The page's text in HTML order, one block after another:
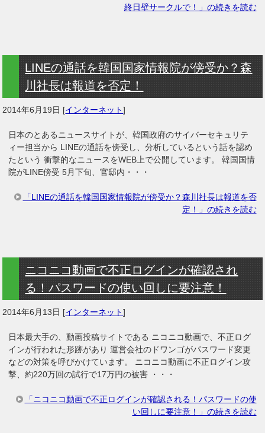
終日壁サークルで！」の続きを読む
LINEの通話を韓国国家情報院が傍受か？森
川社長は報道を否定！
2014年6月19日 [インターネット]
日本のとあるニュースサイトが、韓国政府のサイバーセキュリテ
ィー担当から LINEの通話を傍受し、分析しているという話を認め
たという 衝撃的なニュースをWEB上で公開しています。 韓国国情
院がLINE傍受 5月下旬、官邸内・・・
「LINEの通話を韓国国家情報院が傍受か？森川社長は報道を否
定！」の続きを読む
ニコニコ動画で不正ログインが確認され
る！パスワードの使い回しに要注意！
2014年6月13日 [インターネット]
日本最大手の、動画投稿サイトである ニコニコ動画で、不正ログ
インが行われた形跡があり 運営会社のドワンゴがパスワード変更
などの対策を呼びかけています。 ニコニコ動画に不正ログイン攻
撃、約220万回の試行で17万円の被害 ・・・
「ニコニコ動画で不正ログインが確認される！パスワードの使
い回しに要注意！」の続きを読む